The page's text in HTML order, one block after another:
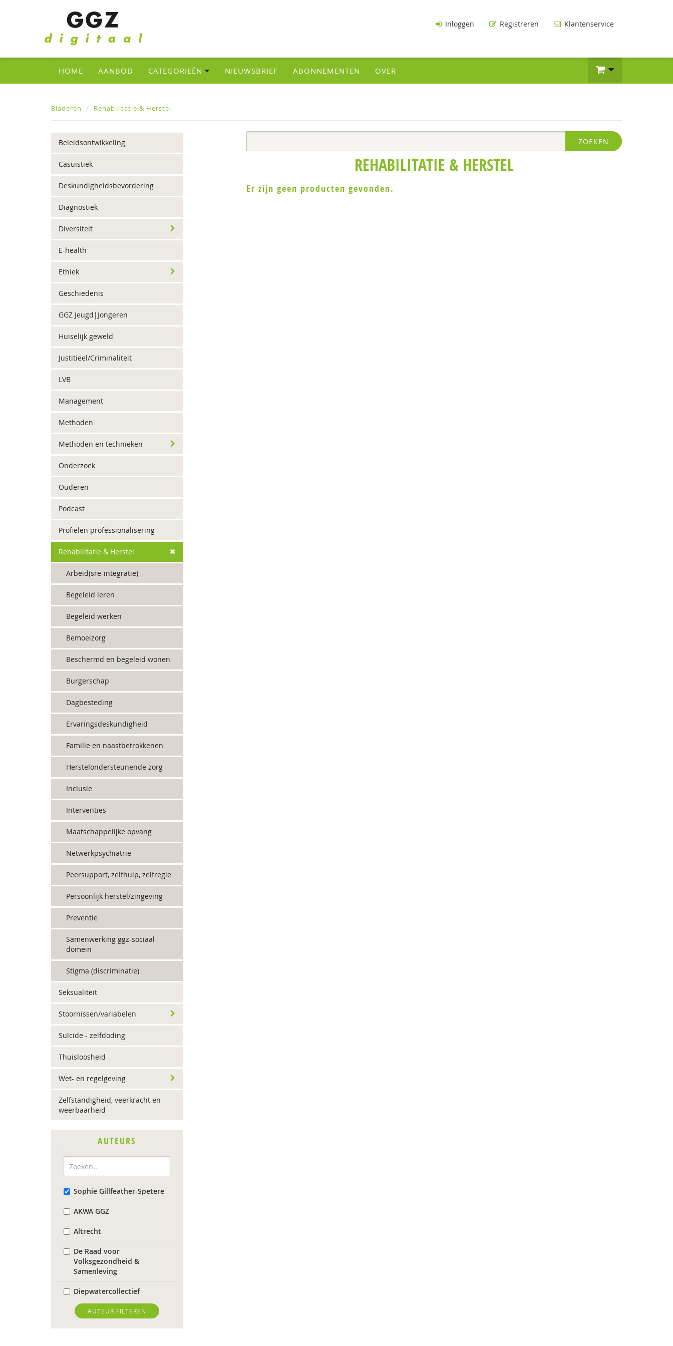
Inloggen Registreren Klantenservice
HOME AANBOD CATEGORIEËN NIEUWSBRIEF ABONNEMENTEN OVER
Bladeren Rehabilitatie & Herstel
Beleidsontwikkeling
Casuïstiek
Deskundigheidsbevordering
Diagnostiek
Diversiteit
E-health
Ethiek
Geschiedenis
GGZ Jeugd|Jongeren
Huiselijk geweld
Justitieel/Criminaliteit
LVB
Management
Methoden
Methoden en technieken
Onderzoek
Ouderen
Podcast
Profielen professionalisering
Rehabilitatie & Herstel
Arbeid(sre-integratie)
Begeleid leren
Begeleid werken
Bemoeizorg
Beschermd en begeleid wonen
Burgerschap
Dagbesteding
Ervaringsdeskundigheid
Familie en naastbetrokkenen
Herstelondersteunende zorg
Inclusie
Interventies
Maatschappelijke opvang
Netwerkpsychiatrie
Peersupport, zelfhulp, zelfregie
Persoonlijk herstel/zingeving
Preventie
Samenwerking ggz-sociaal
domein
Stigma (discriminatie)
Seksualiteit
Stoornissen/variabelen
Suïcide - zelfdoding
Thuisloosheid
Wet- en regelgeving
Zelfstandigheid, veerkracht en
weerbaarheid
AUTEURS
Sophie Gillfeather-Spetere
AKWA GGZ
Altrecht
De Raad voor
Volksgezondheid &
Samenleving
Diepwatercollectief
diverse
Diverse
AUTEUR FILTEREN
ZOEKEN
REHABILITATIE & HERSTEL
Er zijn geen producten gevonden.